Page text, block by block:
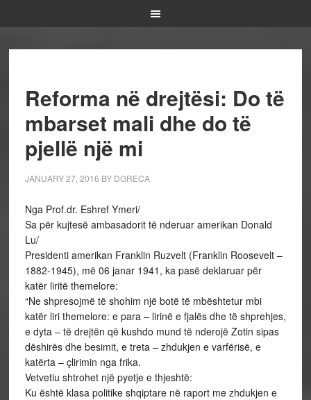
Reforma në drejtësi: Do të
mbarset mali dhe do të
pjellë një mi
JANUARY 27, 2016 BY DGRECA
Nga Prof.dr. Eshref Ymeri/
Sa për kujtesë ambasadorit të nderuar amerikan Donald
Lu/
Presidenti amerikan Franklin Ruzvelt (Franklin Roosevelt –
1882-1945), më 06 janar 1941, ka pasë deklaruar për
katër liritë themelore:
“Ne shpresojmë të shohim një botë të mbështetur mbi
katër liri themelore: e para – lirinë e fjalës dhe të shprehjes,
e dyta – të drejtën që kushdo mund të nderojë Zotin sipas
dëshirës dhe besimit, e treta – zhdukjen e varfërisë, e
katërta – çlirimin nga frika.
Vetvetiu shtrohet një pyetje e thjeshtë:
Ku është klasa politike shqiptare në raport me zhdukjen e